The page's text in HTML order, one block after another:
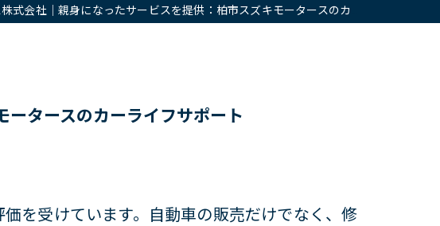
会社｜親身になったサービスを提供：柏市スズキモータースのカーライフサポート
タースのカーライフサポート
を受けています。自動車の販売だけでなく、修